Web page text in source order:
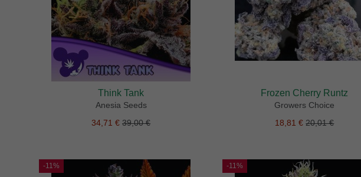
Think Tank
Anesia Seeds
34,71 €39,00 €
Frozen Cherry Runtz
Growers Choice
18,81 €20,01 €
-11% -11%